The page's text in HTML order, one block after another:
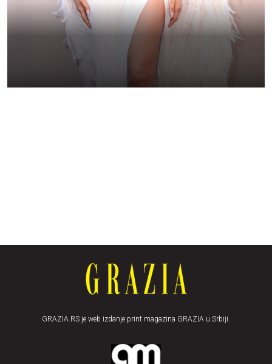
GRAZIA.RS je web izdanje print magazina GRAZIA u Srbiji.